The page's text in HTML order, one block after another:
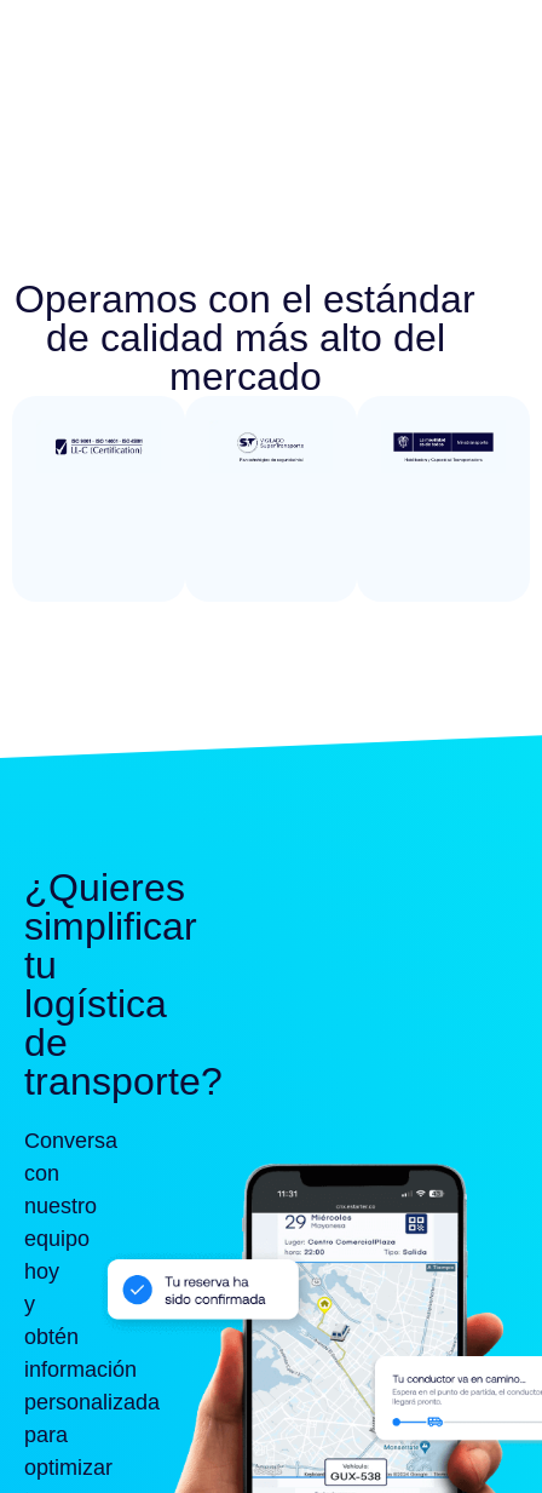
Operamos con el estándar
de calidad más alto del
mercado
¿Quieres
simplificar
tu
logística
de
transporte?
Conversa
con
nuestro
equipo
hoy
y
obtén
información
personalizada
para
optimizar